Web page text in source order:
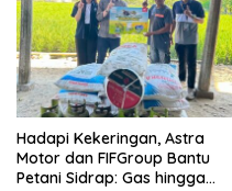
Hadapi Kekeringan, Astra
Motor dan FIFGroup Bantu
Petani Sidrap: Gas hingga